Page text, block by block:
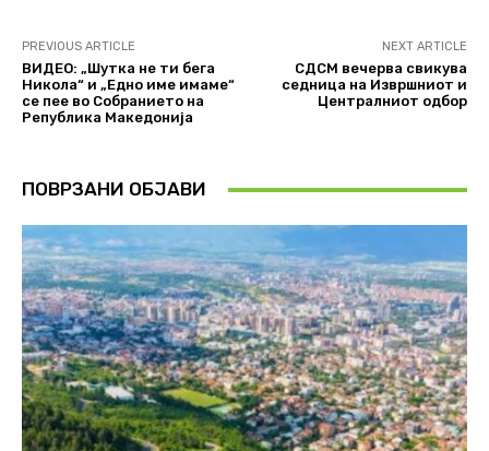
PREVIOUS ARTICLE
ВИДЕО: „Шутка не ти бега
Никола“ и „Едно име имаме“
се пее во Собранието на
Република Македонија
NEXT ARTICLE
СДСМ вечерва свикува
седница на Извршниот и
Централниот одбор
ПОВРЗАНИ ОБЈАВИ